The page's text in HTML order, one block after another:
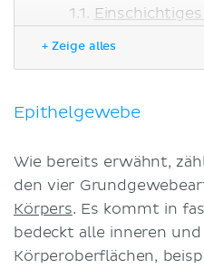
Literaturquellen
+ Zeige alles
Epithelgewebe
Wie bereits erwähnt,
den vier
Körpers. Es kommt in
bedeckt alle inneren und
Körperoberflächen,